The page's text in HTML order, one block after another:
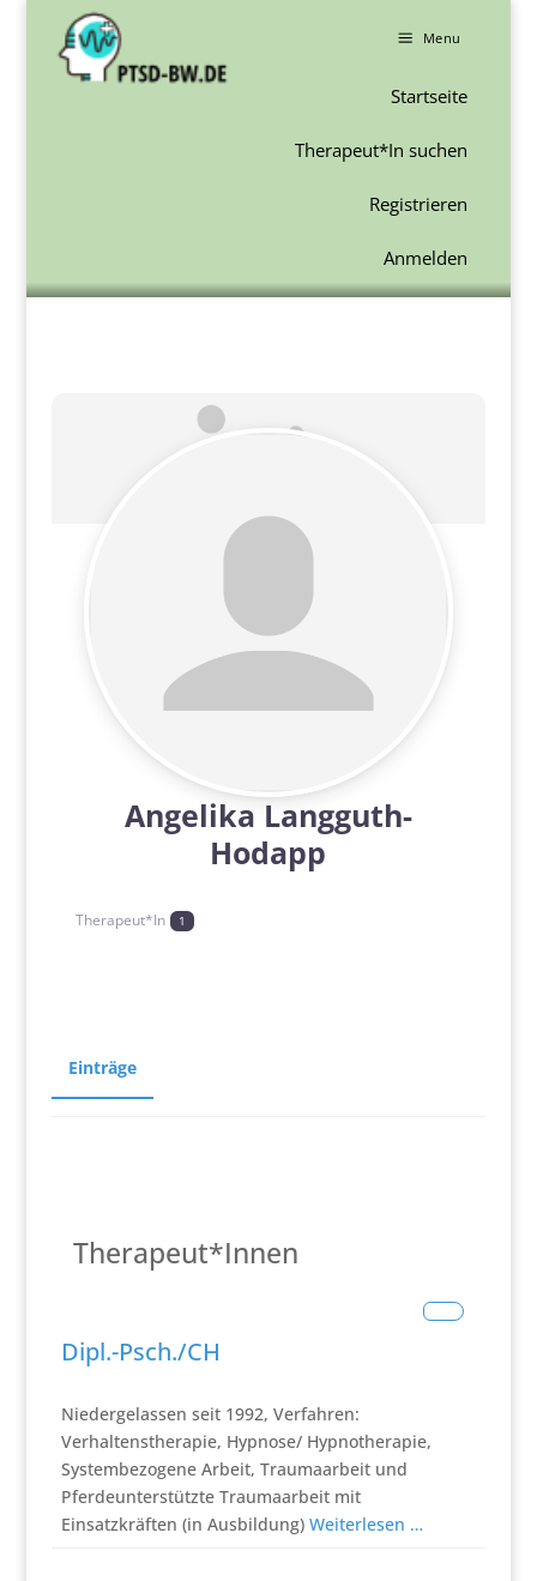
a Menu
Startseite
Therapeut*In suchen
Registrieren
Anmelden
Angelika Langguth-
Hodapp
Therapeut*In 1
Einträge
Therapeut*Innen
Dipl.-Psch./CH
Niedergelassen seit 1992, Verfahren:
Verhaltenstherapie, Hypnose/ Hypnotherapie,
Systembezogene Arbeit, Traumaarbeit und
Pferdeunterstützte Traumaarbeit mit
Einsatzkräften (in Ausbildung) Weiterlesen …